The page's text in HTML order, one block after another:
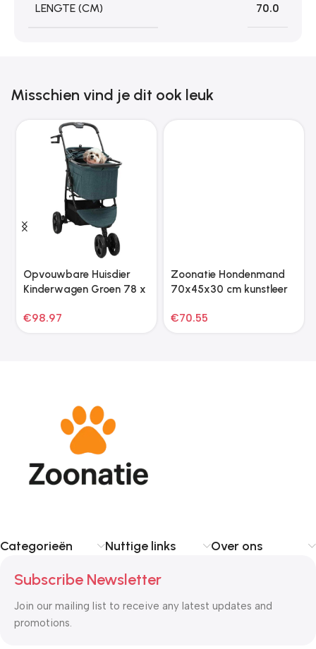
LENGTE (CM) 70.0
Misschien vind je dit ook leuk
Opvouwbare Huisdier
Kinderwagen Groen 78 x
€98.97
Zoonatie Hondenmand
70x45x30 cm kunstleer
€70.55
Categorieën Nuttige links Over ons
Subscribe Newsletter
Join our mailing list to receive any latest updates and
promotions.